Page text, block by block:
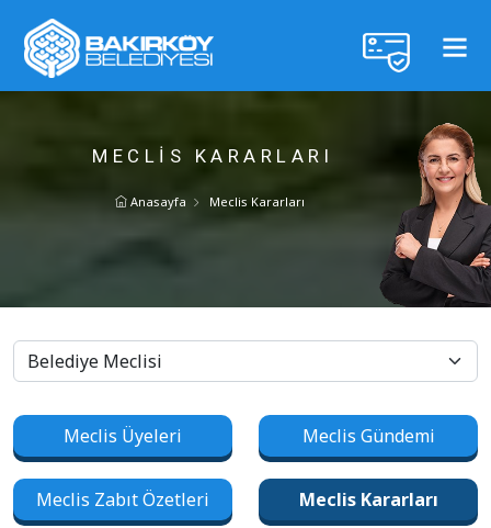
MECLIS KARARLARI
Anasayfa Meclis Kararları
Meclis Üyeleri Meclis Gündemi
Meclis Zabıt Özetleri Meclis Kararları